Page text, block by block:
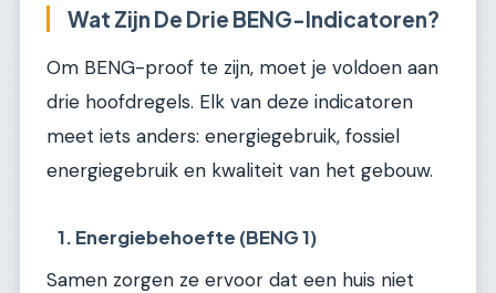
Wat Zijn De Drie BENG-Indicatoren?
Om BENG-proof te zijn, moet je voldoen aan
drie hoofdregels. Elk van deze indicatoren
meet iets anders: energiegebruik, fossiel
energiegebruik en kwaliteit van het gebouw.
1. Energiebehoefte (BENG 1)
Samen zorgen ze ervoor dat een huis niet